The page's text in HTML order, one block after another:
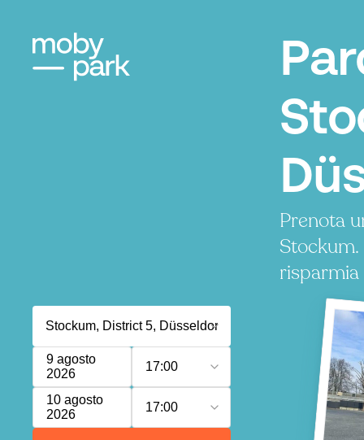
Prenota
Stockum.
risparmia
9 agosto
2026
17:00
10 agosto
2026
17:00